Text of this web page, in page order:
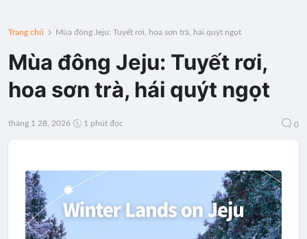
Trang chủ Mùa đông Jeju: Tuyết rơi, hoa sơn trà, hái quýt ngọt
Mùa đông Jeju: Tuyết rơi,
hoa sơn trà, hái quýt ngọt
tháng 1 28, 2026 1 phút đọc 0